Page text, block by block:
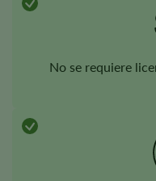
No se requiere